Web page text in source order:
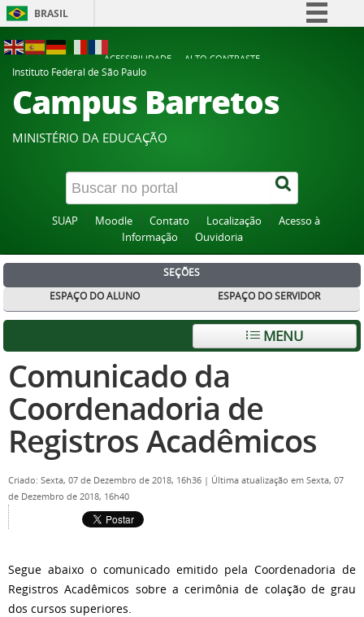
BRASIL
Participe
Acesso à informação
Canais
ACESSIBILIDADE
ALTO CONTRASTE
Instituto Federal de São Paulo
Campus Barretos
MINISTÉRIO DA EDUCAÇÃO
SUAP Moodle Contato Localização
Acesso à
Informação
Ouvidoria
SEÇÕES
ESPAÇO DO ALUNO
ESPAÇO DO SERVIDOR
MENU
Comunicado da
Coordenadoria de
Registros Acadêmicos
Criado: Sexta, 07 de Dezembro de 2018, 16h36 | Última atualização em Sexta, 07
de Dezembro de 2018, 16h40
Segue abaixo o comunicado emitido pela Coordenadoria de
Registros Acadêmicos sobre a cerimônia de colação de grau
dos cursos superiores.